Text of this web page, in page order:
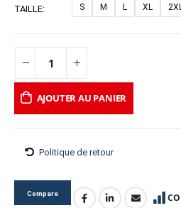
TAILLE S M L XL
AJOUTER AU PANIER
Politique de retour
Compare